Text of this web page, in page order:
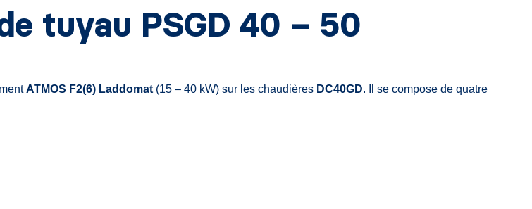
tuyau PSGD 40 – 50
ATMOS F2(6) Laddomat (15 – 40 kW) sur les chaudières DC40GD. Il se compose de quatre